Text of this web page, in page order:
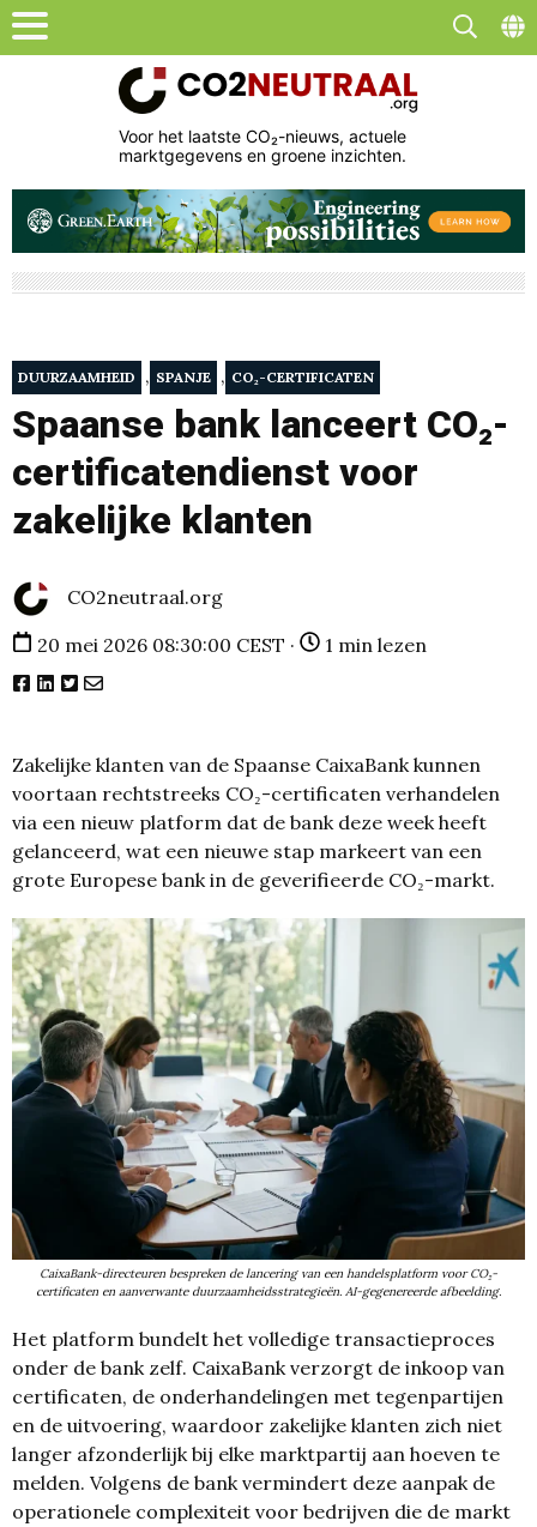
Voor het laatste CO₂-nieuws, actuele
marktgegevens en groene inzichten.
DUURZAAMHEID , SPANJE , CO₂-CERTIFICATEN
Spaanse bank lanceert CO₂-
certificatendienst voor
zakelijke klanten
CO2neutraal.org
20 mei 2026 08:30:00 CEST ·
1 min lezen
Zakelijke klanten van de Spaanse CaixaBank kunnen
voortaan rechtstreeks CO₂-certificaten verhandelen
via een nieuw platform dat de bank deze week heeft
gelanceerd, wat een nieuwe stap markeert van een
grote Europese bank in de geverifieerde CO₂-markt.
CaixaBank-directeuren bespreken de lancering van een handelsplatform voor CO₂-
certificaten en aanverwante duurzaamheidsstrategieën. AI-gegenereerde afbeelding.
Het platform bundelt het volledige transactieproces
onder de bank zelf. CaixaBank verzorgt de inkoop van
certificaten, de onderhandelingen met tegenpartijen
en de uitvoering, waardoor zakelijke klanten zich niet
langer afzonderlijk bij elke marktpartij aan hoeven te
melden. Volgens de bank vermindert deze aanpak de
operationele complexiteit voor bedrijven die de markt